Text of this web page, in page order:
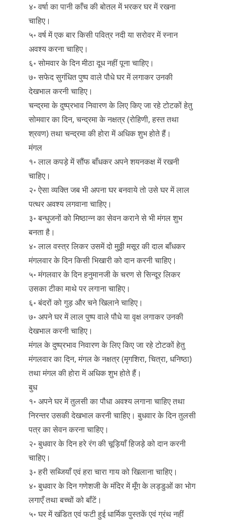
४॰ वर्षा का पानी काँच की बोतल में भरकर घर में रखना
चाहिए।
५॰ वर्ष में एक बार किसी पवित्र नदी या सरोवर में स्नान
अवश्य करना चाहिए।
६॰ सोमवार के दिन मीठा दूध नहीं पूना चाहिए।
७॰ सफेद सुगंधित पुष्प वाले पौधे घर में लगाकर उनकी
देखभाल करनी चाहिए।
चन्द्रमा के दुष्प्रभाव निवारण के लिए किए जा रहे टोटकों हेतु
सोमवार का दिन, चन्द्रमा के नक्षत्र (रोहिणी, हस्त तथा
श्रवण) तथा चन्द्रमा की होरा में अधिक शुभ होते हैं।
मंगल
१॰ लाल कपड़े में सौंफ बाँधकर अपने शयनकक्ष में रखनी
चाहिए।
२॰ ऐसा व्यक्ति जब भी अपना घर बनवाये तो उसे घर में लाल
पत्थर अवश्य लगवाना चाहिए।
३॰ बन्धुजनों को मिष्ठान्न का सेवन कराने से भी मंगल शुभ
बनता है।
४॰ लाल वस्त्र लिकर उसमें दो मुठ्ठी मसूर की दाल बाँधकर
मंगलवार के दिन किसी भिखारी को दान करनी चाहिए।
५॰ मंगलवार के दिन हनुमानजी के चरण से सिन्दूर लिकर
उसका टीका माथे पर लगाना चाहिए।
६॰ बंदरों को गुड़ और चने खिलाने चाहिए।
७॰ अपने घर में लाल पुष्प वाले पौधे या वृक्ष लगाकर उनकी
देखभाल करनी चाहिए।
मंगल के दुष्प्रभाव निवारण के लिए किए जा रहे टोटकों हेतु
मंगलवार का दिन, मंगल के नक्षत्र (मृगशिरा, चित्रा, धनिष्ठा)
तथा मंगल की होरा में अधिक शुभ होते हैं।
बुध
१॰ अपने घर में तुलसी का पौधा अवश्य लगाना चाहिए तथा
निरन्तर उसकी देखभाल करनी चाहिए। बुधवार के दिन तुलसी
पत्र का सेवन करना चाहिए।
२॰ बुधवार के दिन हरे रंग की चूड़ियाँ हिजड़े को दान करनी
चाहिए।
३॰ हरी सब्जियाँ एवं हरा चारा गाय को खिलाना चाहिए।
४॰ बुधवार के दिन गणेशजी के मंदिर में मूँग के लड्डुओं का भोग
लगाएँ तथा बच्चों को बाँटें।
५॰ घर में खंडित एवं फटी हुई धार्मिक पुस्तकें एवं ग्रंथ नहीं